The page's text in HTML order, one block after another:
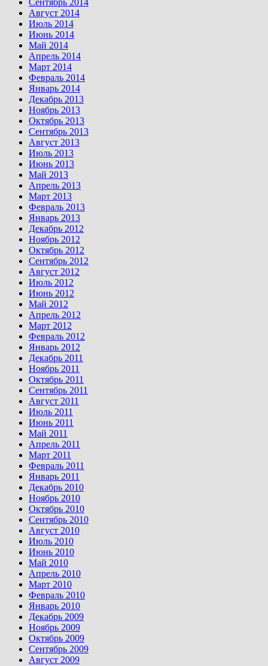
Сентябрь 2014
Август 2014
Июль 2014
Июнь 2014
Май 2014
Апрель 2014
Март 2014
Февраль 2014
Январь 2014
Декабрь 2013
Ноябрь 2013
Октябрь 2013
Сентябрь 2013
Август 2013
Июль 2013
Июнь 2013
Май 2013
Апрель 2013
Март 2013
Февраль 2013
Январь 2013
Декабрь 2012
Ноябрь 2012
Октябрь 2012
Сентябрь 2012
Август 2012
Июль 2012
Июнь 2012
Май 2012
Апрель 2012
Март 2012
Февраль 2012
Январь 2012
Декабрь 2011
Ноябрь 2011
Октябрь 2011
Сентябрь 2011
Август 2011
Июль 2011
Июнь 2011
Май 2011
Апрель 2011
Март 2011
Февраль 2011
Январь 2011
Декабрь 2010
Ноябрь 2010
Октябрь 2010
Сентябрь 2010
Август 2010
Июль 2010
Июнь 2010
Май 2010
Апрель 2010
Март 2010
Февраль 2010
Январь 2010
Декабрь 2009
Ноябрь 2009
Октябрь 2009
Сентябрь 2009
Август 2009